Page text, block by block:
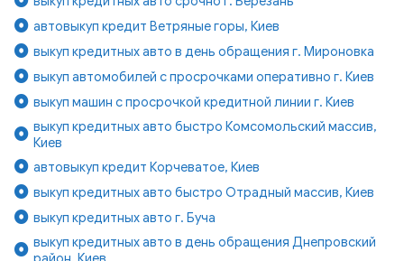
автовыкуп кредит Ветряные горы, Киев
выкуп кредитных авто в день обращения г. Мироновка
выкуп автомобилей с просрочками оперативно г. Киев
выкуп машин с просрочкой кредитной линии г. Киев
выкуп кредитных авто быстро Комсомольский массив,
Киев
автовыкуп кредит Корчеватое, Киев
выкуп кредитных авто быстро Отрадный массив, Киев
выкуп кредитных авто г. Буча
выкуп кредитных авто в день обращения Днепровский